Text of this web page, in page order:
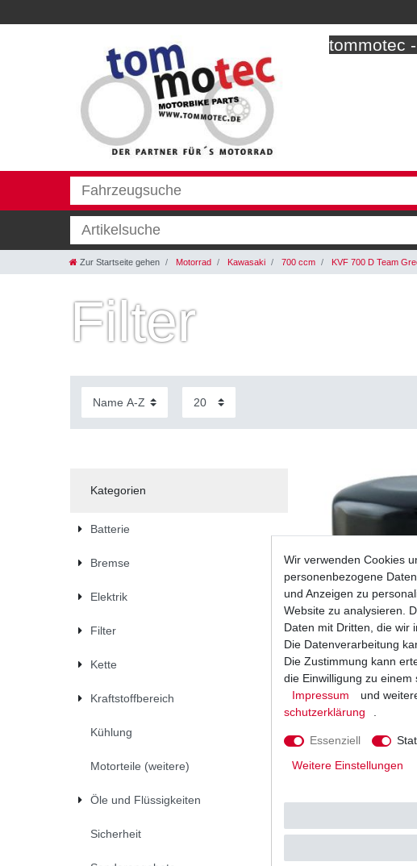
tommotec
Zur Startseite gehen Motorrad Kawasaki 700 ccm KVF 700 D Team
Filter
Kategorien
Batterie
Bremse
Elektrik
Filter
Kette
Kraftstoffbereich
Kühlung
Motorteile (weitere)
Öle und Flüssigkeiten
Sicherheit
Ölfilter Hiflo HF204 HF
Variationen, Farbe:
UVP 10,05 €
Wir verwenden Cookies
personenbezogene
und Anzeigen zu
Website zu analysieren.
Daten mit Dritten, die wir
Die Datenverarbeitung
Die Zustimmung kann
die Einwilligung zu
Impressum
und
schutz­erklärung
Essenziell
Weitere Einstellungen